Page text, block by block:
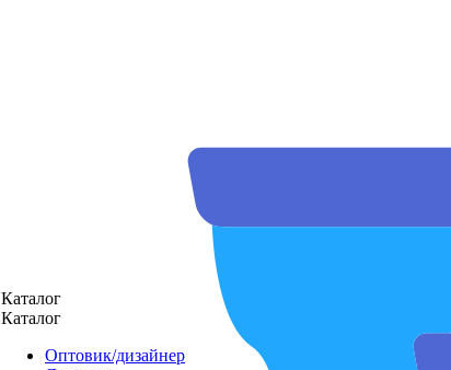
Каталог
Каталог
Оптовик/дизайнер